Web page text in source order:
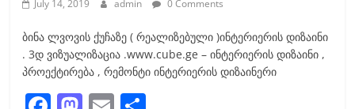
July 14, 2019 admin 0 Comments
ბინა ლვოვის ქუჩაზე ( რეალიზებული )ინტერიერის დიზაინი
. 3დ ვიზუალიზაცია .www.cube.ge – ინტერიერის დიზაინი ,
პროექტირება , რემონტი ინტერიერის დიზაინერი